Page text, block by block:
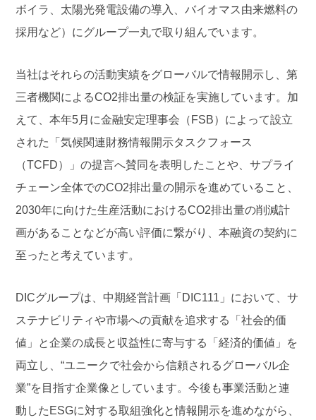
ボイラ、太陽光発電設備の導入、バイオマス由来燃料の
採用など）にグループ一丸で取り組んでいます。
当社はそれらの活動実績をグローバルで情報開示し、第
三者機関によるCO2排出量の検証を実施しています。加
えて、本年5月に金融安定理事会（FSB）によって設立
された「気候関連財務情報開示タスクフォース
（TCFD）」の提言へ賛同を表明したことや、サプライ
チェーン全体でのCO2排出量の開示を進めていること、
2030年に向けた生産活動におけるCO2排出量の削減計
画があることなどが高い評価に繋がり、本融資の契約に
至ったと考えています。
DICグループは、中期経営計画「DIC111」において、サ
ステナビリティや市場への貢献を追求する「社会的価
値」と企業の成長と収益性に寄与する「経済的価値」を
両立し、“ユニークで社会から信頼されるグローバル企
業”を目指す企業像としています。今後も事業活動と連
動したESGに対する取組強化と情報開示を進めながら、